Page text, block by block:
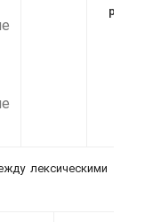
речь
лексическими